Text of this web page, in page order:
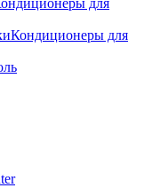
для
Кондиционеры для